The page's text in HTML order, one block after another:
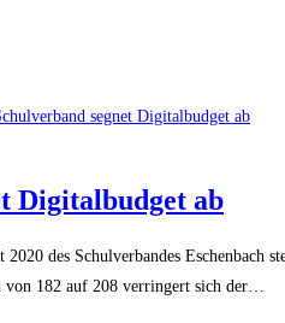
Digitalbudget ab
des Schulverbandes Eschenbach
von 182 auf 208 verringert sich der…